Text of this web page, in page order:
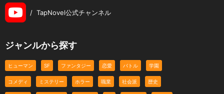
/ TapNovel公式チャンネル
ジャンルから探す
ヒューマン SF ファンタジー 恋愛 バトル 学園
コメディ ミステリー ホラー 職業 社会派 歴史